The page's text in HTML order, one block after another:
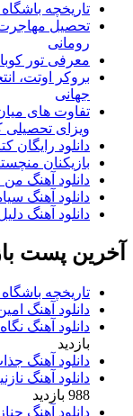
تاریخچه
تحصیل
رومانی
معرفی تور
بروکر اوتت،
جهانی
تفاوت های
ویزای تحصیلی
دانلود رایگان
بازیکنان
دانلود آهنگ
دانلود آهنگ
دانلود آهنگ
آخرین پست
تاریخچه
دانلود آهنگ
دانلود آهنگ
بازدید
دانلود آهنگ
دانلود آهنگ
988 بازدید
دانلود آهنگ